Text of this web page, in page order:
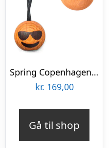
Spring Copenhagen Emotions® Cool Nøglering Firmagaver med logo
kr. 169,00
Gå til shop